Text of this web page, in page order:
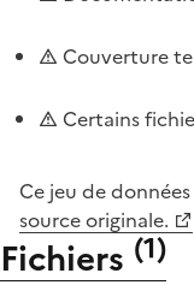
Couverture
Certains
Ce jeu de
source originale.
Fichiers (1)